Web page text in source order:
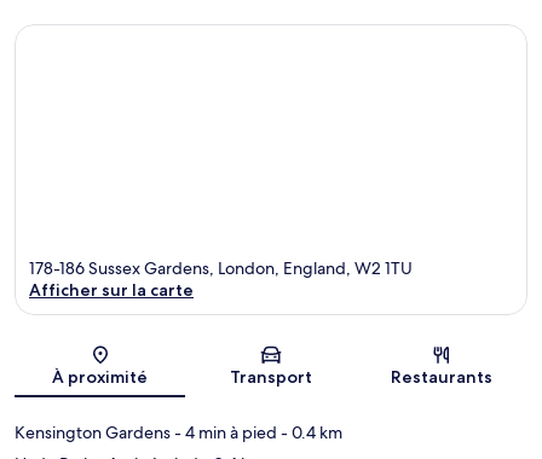
Carte
178-186 Sussex Gardens, London, England, W2 1TU
Afficher sur la carte
À proximité Transport Restaurants
Kensington Gardens- 4 min à pied - 0.4 km